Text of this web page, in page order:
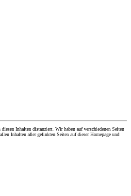
Inhalten distanziert. Wir haben auf verschiedenen Seiten
Inhalten aller gelinkten Seiten auf dieser Homepage und